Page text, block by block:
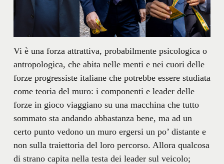
Vi è una forza attrattiva, probabilmente psicologica o
antropologica, che abita nelle menti e nei cuori delle
forze progressiste italiane che potrebbe essere studiata
come teoria del muro: i componenti e leader delle
forze in gioco viaggiano su una macchina che tutto
sommato sta andando abbastanza bene, ma ad un
certo punto vedono un muro ergersi un po’ distante e
non sulla traiettoria del loro percorso. Allora qualcosa
di strano capita nella testa dei leader sul veicolo;